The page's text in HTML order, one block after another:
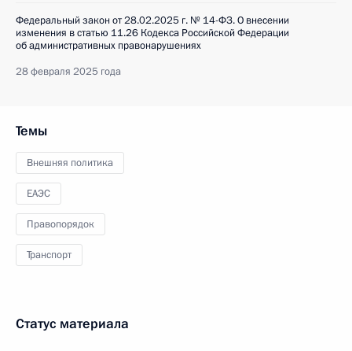
Федеральный закон от 28.02.2025 г. № 14-ФЗ. О внесении
изменения в статью 11.26 Кодекса Российской Федерации
об административных правонарушениях
28 февраля 2025 года
Темы
Внешняя политика
ЕАЭС
Правопорядок
Транспорт
Статус материала